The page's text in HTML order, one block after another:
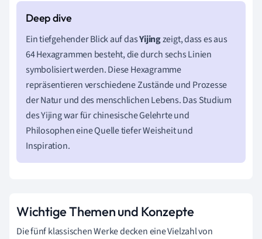
Ein tiefgehender Blick auf dasYijingzeigt, dass es aus
64 Hexagrammen besteht, die durch sechs Linien
symbolisiert werden. Diese Hexagramme
repräsentieren verschiedene Zustände und Prozesse
der Natur und des menschlichen Lebens. Das Studium
des Yijing war für chinesische Gelehrte und
Philosophen eine Quelle tiefer Weisheit und
Inspiration.
Wichtige Themen und Konzepte
Die fünf klassischen Werke decken eine Vielzahl von